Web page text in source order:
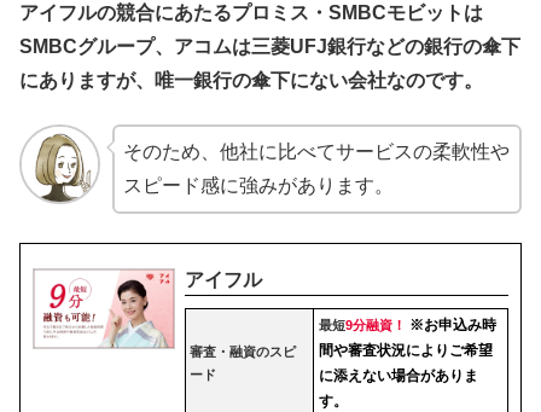
アイフルの競合にあたるプロミス・SMBCモビットは
SMBCグループ、アコムは三菱UFJ銀行などの銀行の傘下
にありますが、唯一銀行の傘下にない会社なのです。
そのため、他社に比べてサービスの柔軟性や
スピード感に強みがあります。
アイフル
審査・融資のスピ
ード
最短9分融資！
※お申込み時
間や審査状況によりご希望
に添えない場合がありま
す。